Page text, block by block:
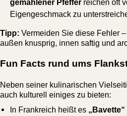
gemahlener Pfeffer reichen oft
Eigengeschmack zu
Tipp: Vermeiden Sie diese Fehler
außen knusprig, innen saftig und
Fun Facts rund ums
Neben seiner kulinarischen
auch kulturell einiges zu bieten:
In Frankreich heißt es „Bavette“